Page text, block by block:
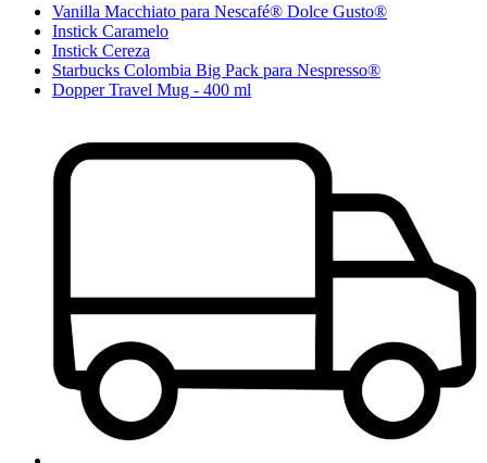
Vanilla Macchiato para Nescafé® Dolce Gusto®
Instick Caramelo
Instick Cereza
Starbucks Colombia Big Pack para Nespresso®
Dopper Travel Mug - 400 ml